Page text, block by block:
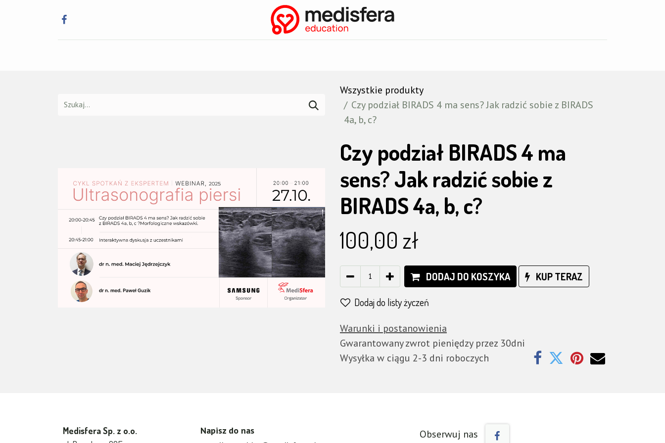
Wszystkie produkty
Czy podział BIRADS 4 ma sens? Jak radzić sobie z BIRADS
4a, b, c?
Czy podział BIRADS 4 ma
sens? Jak radzić sobie z
BIRADS 4a, b, c?
100,00 zł
DODAJ DO KOSZYKA
KUP TERAZ
Dodaj do listy życzeń
Warunki i postanowienia
Gwarantowany zwrot pieniędzy przez 30dni
Wysyłka w ciągu 2-3 dni roboczych
Obserwuj nas
Napisz do nas
Medisfera Sp. z o.o.